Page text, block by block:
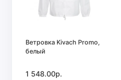
Ветровка Kivach Promo,
белый
1 548.00р.